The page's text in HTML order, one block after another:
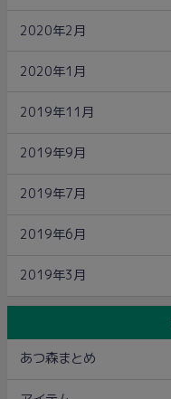
2020年2月
2020年1月
2019年11月
2019年9月
2019年7月
2019年6月
2019年3月
あつ森まとめ